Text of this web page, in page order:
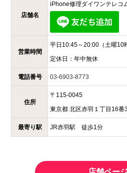
店舗名
iPhone修理ダイワンテレコ
営業時間
平日10:45～20:00（土曜10
定休日： 年中無休
電話番号 03-6903-8773
住所
〒 115-0045
東京都 北区赤羽１丁目16番
最寄り駅 JR赤羽駅 徒歩1分